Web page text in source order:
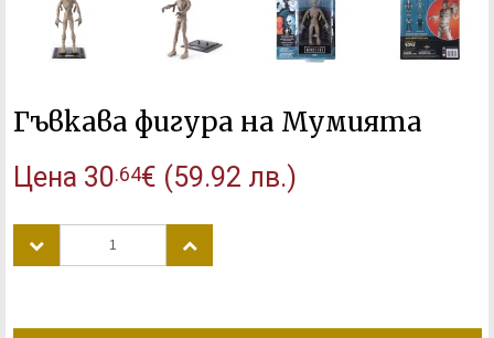
Гъвкава фигура на Мумията
Цена 30.64€ (59.92 лв.)